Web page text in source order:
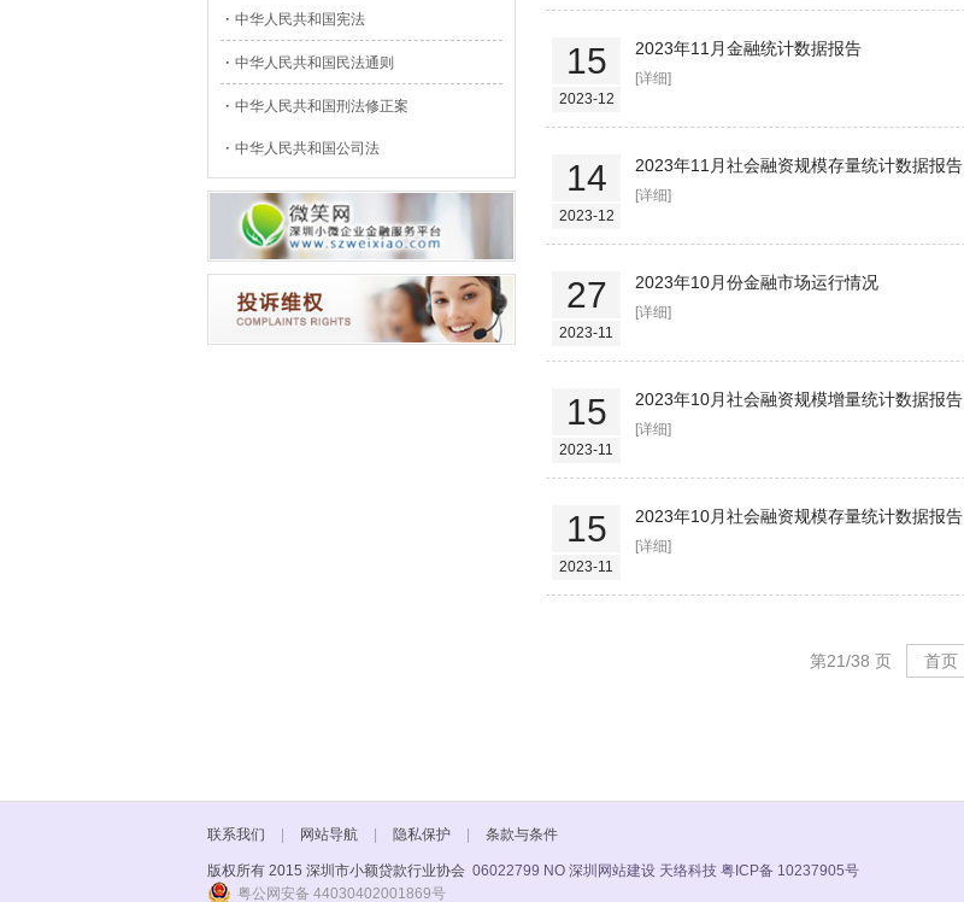
中华人民共和国宪法
中华人民共和国民法通则
中华人民共和国刑法修正案
中华人民共和国公司法
15
2023-12
2023年11月金融统计数据报告
[详细]
14
2023-12
2023年11月社会融资规模存量统计数据报告
[详细]
27
2023-11
2023年10月份金融市场运行情况
[详细]
15
2023-11
2023年10月社会融资规模增量统计数据报告
[详细]
15
2023-11
2023年10月社会融资规模存量统计数据报告
[详细]
第21/38 页 首页
联系我们 网站导航 隐私保护 条款与条件
版权所有 2015 深圳市小额贷款行业协会 06022799 NO 深圳网站建设 天络科技 粤ICP备 10237905号
粤公网安备 44030402001869号